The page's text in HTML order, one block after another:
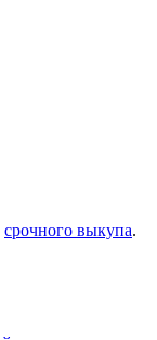
срочного выкупа.